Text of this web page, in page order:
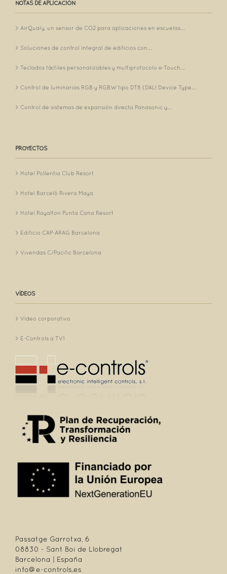
NOTAS DE APLICACIÓN
AirQualy, un sensor de CO2 para aplicaciones en escuelas...
Soluciones de control integral de edificios con...
Teclados táctiles personalizables y multiprotocolo e-Touch...
Control de luminarias RGB y RGBW tipo DT8 (DALI Device Type...
Control de sistemas de expansión directa Panasonic y...
PROYECTOS
Hotel Pollentia Club Resort
Hotel Barceló Rivera Maya
Hotel Royalton Punta Cana Resort
Edificio CAP-ARAG Barcelona
Vivendas C/Pacific Barcelona
VÍDEOS
Vídeo corporativo
E-Controls a TV1
Passatge Garrotxa, 6
08830 - Sant Boi de Llobregat
Barcelona | España
info@e-controls.es